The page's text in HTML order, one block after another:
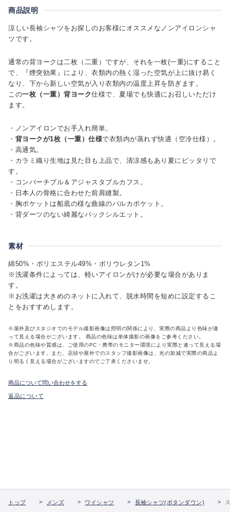
商品説明
涼しい長袖シャツをお探しのお客様にオススメなノンアイロンシャ
ツです。
通常の背ヨークは二枚（二重）ですが、それを一枚(一重)にすること
で、『煙突効果』により、衣類内の熱く湿った空気が上に抜け易く
なり、下から新しい空気が入り衣類内の温度上昇を防ぎます。
この一枚（一重）背ヨーク仕様で、夏場でも快適にお召しいただけ
ます。
・ノンアイロンでお手入れ簡単。
・ 背ヨークが1枚（一重）仕様で衣類内が蒸れず快適（空冷仕様）。
・高通気。
・カラミ織り生地は見た目も上品で、清涼感もあり夏にピッタリで
す。
・コンバーチブル＆アジャスタブルカフス。
・日本人の骨格に合わせた前肩縫製。
・胸ポケットは船底の様な曲線のバルカポケット。
・背ダーツのない綺麗なバックシルエット。
素材
綿50%・ポリエステル49%・ポリウレタン1%
※洗濯条件によっては、軽いアイロンがけが必要な場合がありま
す。
※お洗濯は大きめのネットに入れて、脱水時間を短めに設定するこ
とをおすすめします。
※屋外及びスタジオでのモデル撮影画像は照明の関係により、実際の商品より色味が違
って見える場合がございます。 商品の色味は単体撮影の画像をご参考ください。
※商品の色味や質感は、ご使用のPC・携帯のモニター環境により実際と違って見える場
合がございます。また、店頭や屋外でのスタッフ撮影画像は、光の加減で実際の商品よ
り明るく見える場合がございますのでご了承くださいませ。
商品について問い合わせをする
返品について
トップ メンズ ワイシャツ 長袖シャツ(ボタンダウン)